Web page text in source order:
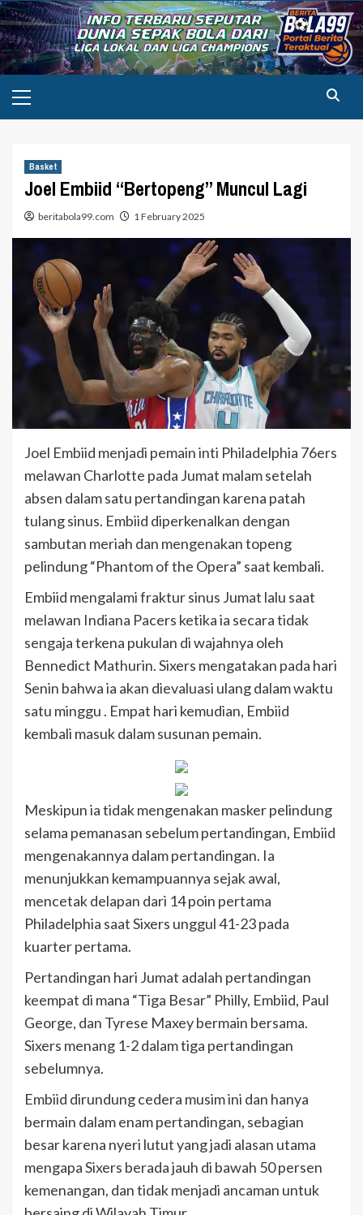
Skip
to
content
Menu
Basket
Joel Embiid “Bertopeng” Muncul Lagi
beritabola99.com 1 February 2025
Joel Embiid menjadi pemain inti Philadelphia 76ers
melawan Charlotte pada Jumat malam setelah
absen dalam satu pertandingan karena patah
tulang sinus. Embiid diperkenalkan dengan
sambutan meriah dan mengenakan topeng
pelindung “Phantom of the Opera” saat kembali.
Embiid mengalami fraktur sinus Jumat lalu saat
melawan Indiana Pacers ketika ia secara tidak
sengaja terkena pukulan di wajahnya oleh
Bennedict Mathurin. Sixers mengatakan pada hari
Senin bahwa ia akan dievaluasi ulang dalam waktu
satu minggu . Empat hari kemudian, Embiid
kembali masuk dalam susunan pemain.
Meskipun ia tidak mengenakan masker pelindung
selama pemanasan sebelum pertandingan, Embiid
mengenakannya dalam pertandingan. Ia
menunjukkan kemampuannya sejak awal,
mencetak delapan dari 14 poin pertama
Philadelphia saat Sixers unggul 41-23 pada
kuarter pertama.
Pertandingan hari Jumat adalah pertandingan
keempat di mana “Tiga Besar” Philly, Embiid, Paul
George, dan Tyrese Maxey bermain bersama.
Sixers menang 1-2 dalam tiga pertandingan
sebelumnya.
Embiid dirundung cedera musim ini dan hanya
bermain dalam enam pertandingan, sebagian
besar karena nyeri lutut yang jadi alasan utama
mengapa Sixers berada jauh di bawah 50 persen
kemenangan, dan tidak menjadi ancaman untuk